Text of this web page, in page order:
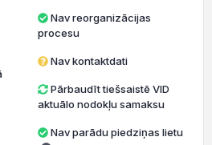
Nav reorganizācijas
procesu
Nav kontaktdati
Pārbaudīt tiešsaistē VID
aktuālo nodokļu samaksu
Nav parādu piedziņas lietu